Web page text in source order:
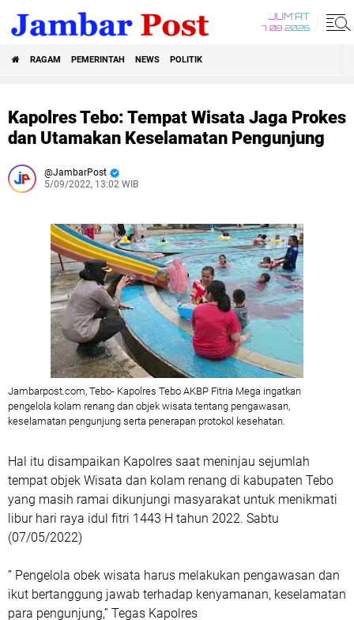
JUM'AT
7 08 2026
RAGAM PEMERINTAH NEWS POLITIK
Kapolres Tebo: Tempat Wisata Jaga Prokes
dan Utamakan Keselamatan Pengunjung
JambarPost
5/09/2022, 13:02 WIB
Jambarpost.com, Tebo- Kapolres Tebo AKBP Fitria Mega ingatkan
pengelola kolam renang dan objek wisata tentang pengawasan,
keselamatan pengunjung serta penerapan protokol kesehatan.
Hal itu disampaikan Kapolres saat meninjau sejumlah
tempat objek Wisata dan kolam renang di kabupaten Tebo
yang masih ramai dikunjungi masyarakat untuk menikmati
libur hari raya idul fitri 1443 H tahun 2022. Sabtu
(07/05/2022)
” Pengelola obek wisata harus melakukan pengawasan dan
ikut bertanggung jawab terhadap kenyamanan, keselamatan
para pengunjung,” Tegas Kapolres